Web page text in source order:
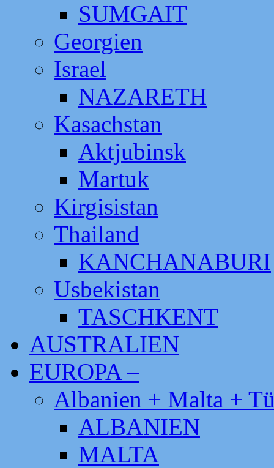
SUMGAIT
Georgien
Israel
NAZARETH
Kasachstan
Aktjubinsk
Martuk
Kirgisistan
Thailand
KANCHANABURI
Usbekistan
TASCHKENT
AUSTRALIEN
EUROPA –
Albanien + Malta +
ALBANIEN
MALTA